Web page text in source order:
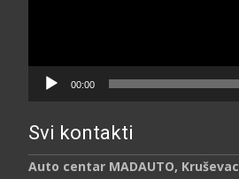
00:00
Svi kontakti
Auto centar MADAUTO, Kruševac